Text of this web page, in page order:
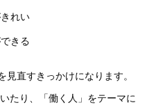
れい
きる
見直すきっかけになります。
たり、「働く人」をテーマに